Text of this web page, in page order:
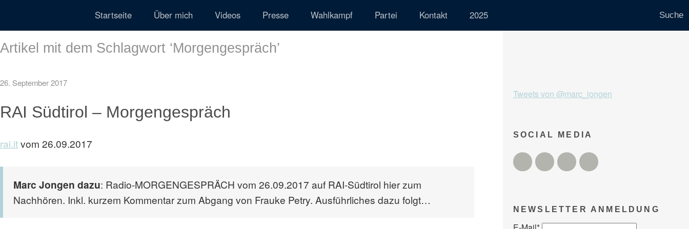
Startseite Über mich Videos Presse Wahlkampf Partei Kontakt 2025
Artikel mit dem Schlagwort ‘Morgengespräch’
26. September 2017
RAI Südtirol – Morgengespräch
rai.itvom 26.09.2017
Marc Jongen dazu: Radio-MORGENGESPRÄCH vom 26.09.2017 auf RAI-Südtirol hier zum
Nachhören. Inkl. kurzem Kommentar zum Abgang von Frauke Petry. Ausführliches dazu folgt…
Tweets von @marc_jongen
SOCIAL MEDIA
TwitterFacebookInstagramYouTube
NEWSLETTER ANMELDUNG